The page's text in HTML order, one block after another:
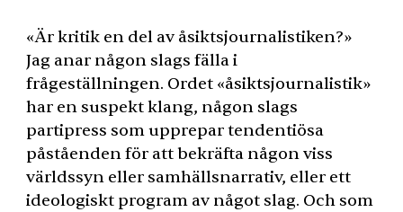
«Är kritik en del av åsiktsjournalistiken?»
Jag anar någon slags fälla i
frågeställningen. Ordet «åsiktsjournalistik»
har en suspekt klang, någon slags
partipress som upprepar tendentiösa
påståenden för att bekräfta någon viss
världssyn eller samhällsnarrativ, eller ett
ideologiskt program av något slag. Och som